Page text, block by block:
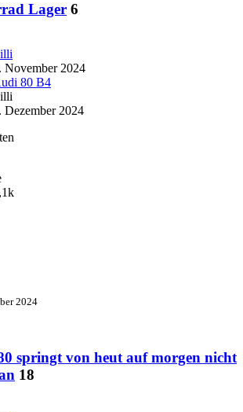
Lager 6
November 2024
80 B4
Dezember 2024
2024
springt von heut auf morgen nicht
18